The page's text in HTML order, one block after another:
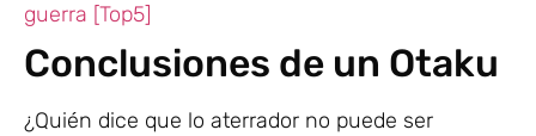
guerra [Top5]
Conclusiones de un Otaku
¿Quién dice que lo aterrador no puede ser